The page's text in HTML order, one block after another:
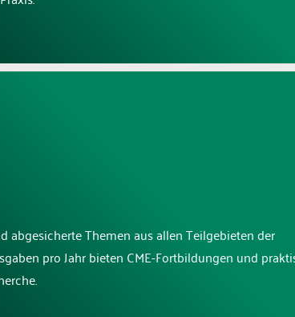
Themen aus allen Teilgebieten der
pro Jahr bieten CME-Fortbildungen und